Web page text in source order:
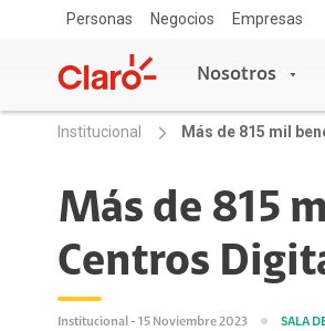
Personas Negocios Empresas
Nosotros
Sala de prensa
Blog Claro
Acceso y Educación
Escuelas conectadas
Institucional Más de 815 mil
Más de 815
Centros
Institucional - 15 Noviembre 2023 SALA